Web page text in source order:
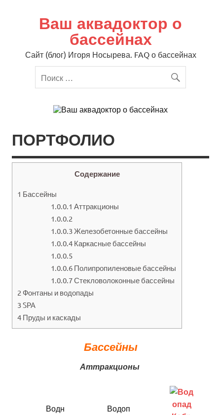
содержимомуВаш аквадоктор о
бассейнах
Сайт (блог) Игоря Носырева. FAQ о бассейнах
ПОРТФОЛИО
Содержание
1 Бассейны
1.0.0.1 Аттракционы
1.0.0.2
1.0.0.3Железобетонные бассейны
1.0.0.4 Каркасные бассейны
1.0.0.5
1.0.0.6 Полипропиленовые бассейны
1.0.0.7Стекловолоконные бассейны
2 Фонтаны и водопады
3SPA
4 Пруды и каскады
Бассейны
Аттракционы
Водн
Водоп